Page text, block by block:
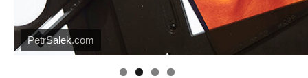
PetrSalek.com
Náš mediální partner
https://kuula.co/profile/PetrSalek/collections